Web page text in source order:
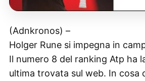
(Adnkronos) –
Holger Rune si impegna in
Il numero 8 del ranking Atp ha
ultima trovata sul web. In cosa